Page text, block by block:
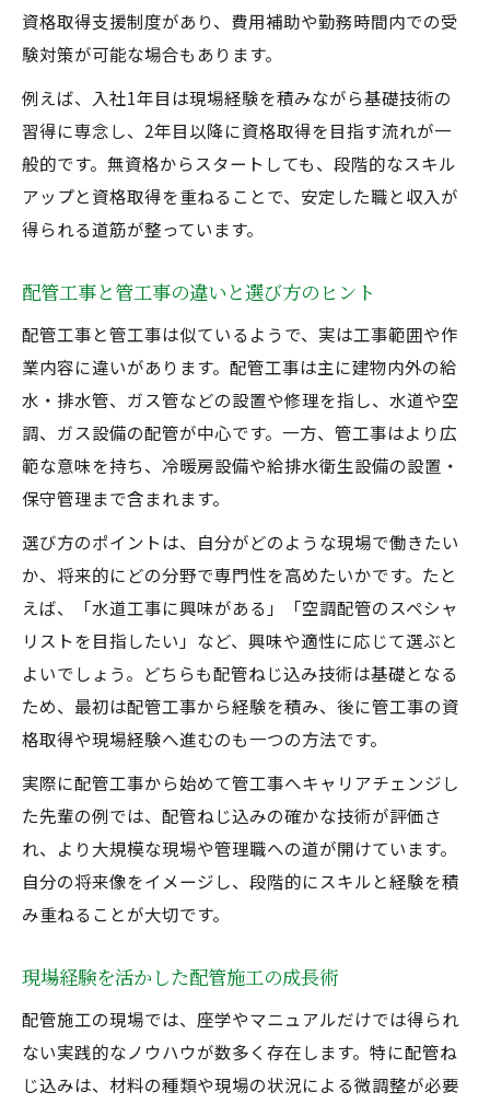
資格取得支援制度があり、費用補助や勤務時間内での受
験対策が可能な場合もあります。
例えば、入社1年目は現場経験を積みながら基礎技術の
習得に専念し、2年目以降に資格取得を目指す流れが一
般的です。無資格からスタートしても、段階的なスキル
アップと資格取得を重ねることで、安定した職と収入が
得られる道筋が整っています。
配管工事と管工事の違いと選び方のヒント
配管工事と管工事は似ているようで、実は工事範囲や作
業内容に違いがあります。配管工事は主に建物内外の給
水・排水管、ガス管などの設置や修理を指し、水道や空
調、ガス設備の配管が中心です。一方、管工事はより広
範な意味を持ち、冷暖房設備や給排水衛生設備の設置・
保守管理まで含まれます。
選び方のポイントは、自分がどのような現場で働きたい
か、将来的にどの分野で専門性を高めたいかです。たと
えば、「水道工事に興味がある」「空調配管のスペシャ
リストを目指したい」など、興味や適性に応じて選ぶと
よいでしょう。どちらも配管ねじ込み技術は基礎となる
ため、最初は配管工事から経験を積み、後に管工事の資
格取得や現場経験へ進むのも一つの方法です。
実際に配管工事から始めて管工事へキャリアチェンジし
た先輩の例では、配管ねじ込みの確かな技術が評価さ
れ、より大規模な現場や管理職への道が開けています。
自分の将来像をイメージし、段階的にスキルと経験を積
み重ねることが大切です。
現場経験を活かした配管施工の成長術
配管施工の現場では、座学やマニュアルだけでは得られ
ない実践的なノウハウが数多く存在します。特に配管ね
じ込みは、材料の種類や現場の状況による微調整が必要